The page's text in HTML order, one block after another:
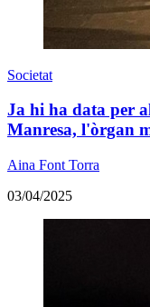
Societat
Ja hi ha data per
Manresa, l'òrgan
Aina Font Torra
03/04/2025